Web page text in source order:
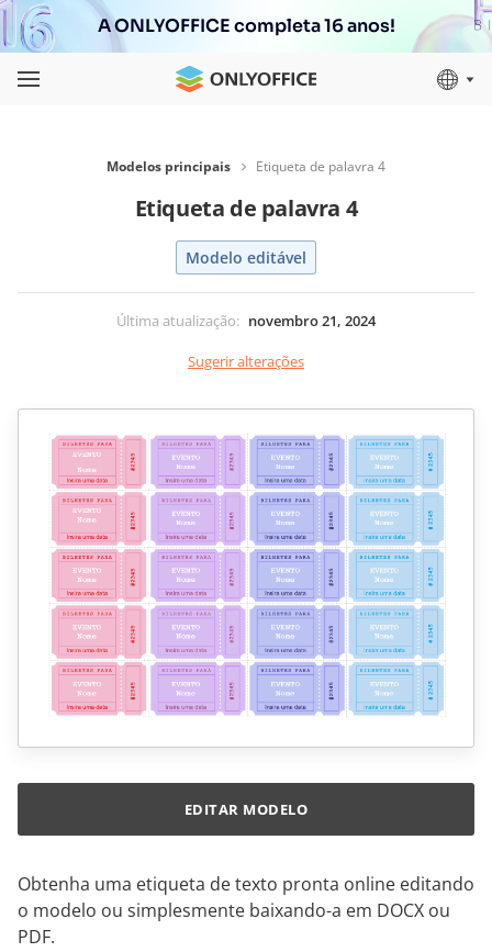
A ONLYOFFICE completa 16 anos!
Modelos principais Etiqueta de palavra 4
Etiqueta de palavra 4
Modelo editável
Última atualização: novembro 21, 2024
Sugerir alterações
Obtenha uma etiqueta de texto pronta online editando
o modelo ou simplesmente baixando-a em DOCX ou
PDF.
EDITAR MODELO